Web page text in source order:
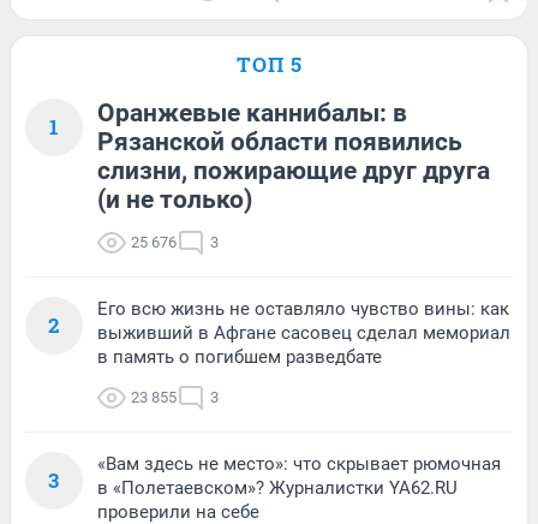
ТОП 5
1
Оранжевые каннибалы: в
Рязанской области появились
слизни, пожирающие друг друга
(и не только)
25 676 3
2
Его всю жизнь не оставляло чувство вины: как
выживший в Афгане сасовец сделал мемориал
в память о погибшем разведбате
23 855 3
3
«Вам здесь не место»: что скрывает рюмочная
в «Полетаевском»? Журналистки YA62.RU
проверили на себе